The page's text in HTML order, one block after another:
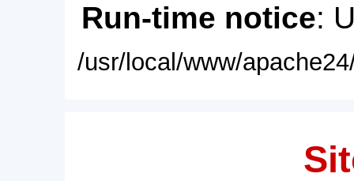
Run-time notice:
/usr/local/www/